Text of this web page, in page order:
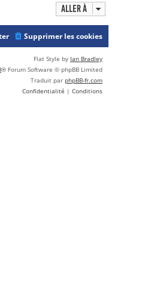
r
n
i
r
Aller à
Supprimer les cookies
Flat Style by Ian Bradley
® Forum Software © phpBB Limited
Traduit par phpBB-fr.com
Confidentialité | Conditions